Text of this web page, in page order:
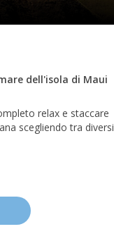
dell'isola di Maui
relax e staccare
scegliendo tra diversi